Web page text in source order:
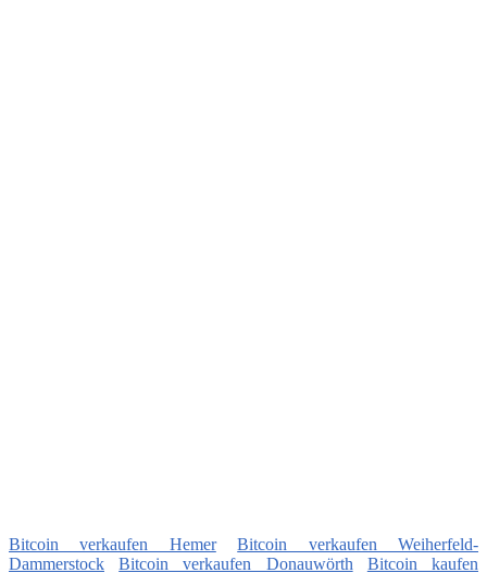
Bitcoin verkaufen Hemer
Bitcoin verkaufen Weiherfeld-
Dammerstock
Bitcoin verkaufen Donauwörth Bitcoin kaufen